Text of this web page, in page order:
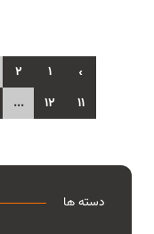
‹
1
2
11
12
...
دسته ها